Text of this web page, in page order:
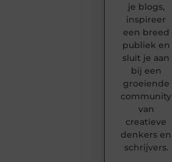
je blogs,
inspireer
een breed
publiek en
sluit je aan
bij een
groeiende
community
van
creatieve
denkers en
schrijvers.